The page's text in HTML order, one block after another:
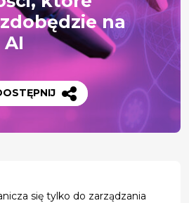
na
się tylko do zarządzania